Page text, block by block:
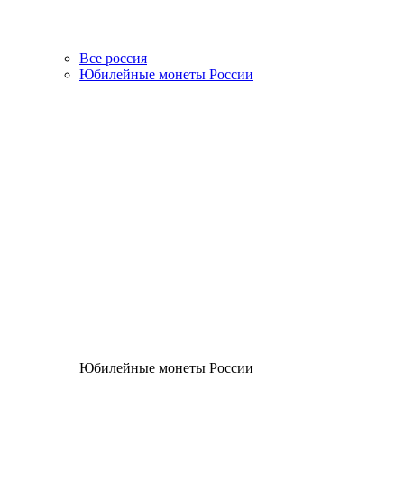
Все россия
Юбилейные монеты России
Юбилейные монеты России